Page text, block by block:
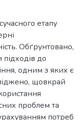
етапу
Обґрунтовано,
до
одним з яких є
щовкрай
проблем та
потреб